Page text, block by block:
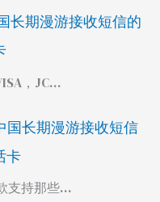
长期漫游接收短信的
，JC…
国长期漫游接收短信
卡
支持那些…